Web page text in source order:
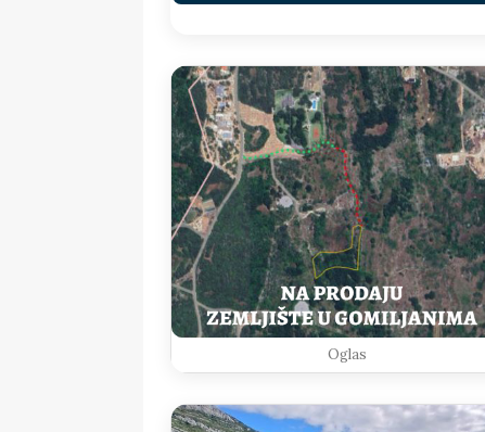
Oglas